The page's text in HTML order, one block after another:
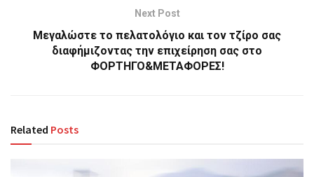
Next Post
Μεγαλώστε το πελατολόγιο και τον τζίρο σας
διαφήμιζοντας την επιχείρηση σας στο
ΦΟΡΤΗΓΟ&ΜΕΤΑΦΟΡΕΣ!
Related Posts